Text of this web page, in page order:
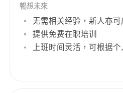
3.高端資源整合
通過學術界（IEEE Fellow網
（Fortune 500 CISO圈層）
人脈，引入國家級科研課題
暢想未來
无需相关经验，新人亦可
提供免费在职培训
上班时间灵活，可根据